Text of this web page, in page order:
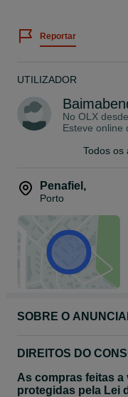
Preço já com IVA
Depois de produzidas,
morada.
(Portugal Continental)
Reportar
UTILIZADOR
No OLX desde
Esteve online
Todos os
Penafiel ,
Porto
SOBRE O
DIREITOS DO
As compras feitas
protegidas pela Lei